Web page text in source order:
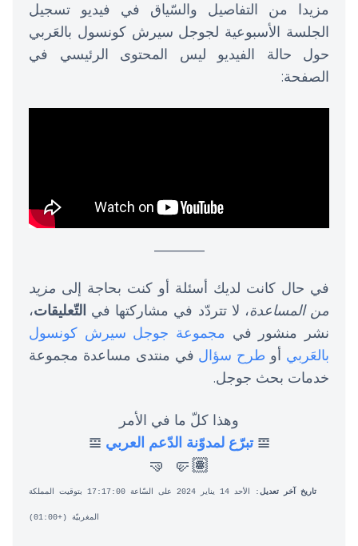
مزيدا من التفاصيل والسّياق في فيديو تسجيل
الجلسة الأسبوعية لجوجل سيرش كونسول بالعَربي
حول حالة الفيديو ليس المحتوى الرئيسي في
الصفحة:
في حال كانت لديك أسئلة أو كنت بحاجة إلى مزيد
من المساعدة، لا تتردّد في مشاركتها في التّعليقات،
نشر منشور في مجموعة جوجل سيرش كونسول
بالعَربي أو طرح سؤال في منتدى مساعدة مجموعة
خدمات بحث جوجل.
وهذا كلّ ما في الأمر
𝌘تبرّع لمدوّنة الدّعم العربي 𝌘
🤛🏽 🤜
تاريخ آخر تعديل : الأحد 14 يناير 2024 على السّاعة 17:17:00 بتوقيت المملكة
المغربيّة (+01:00)